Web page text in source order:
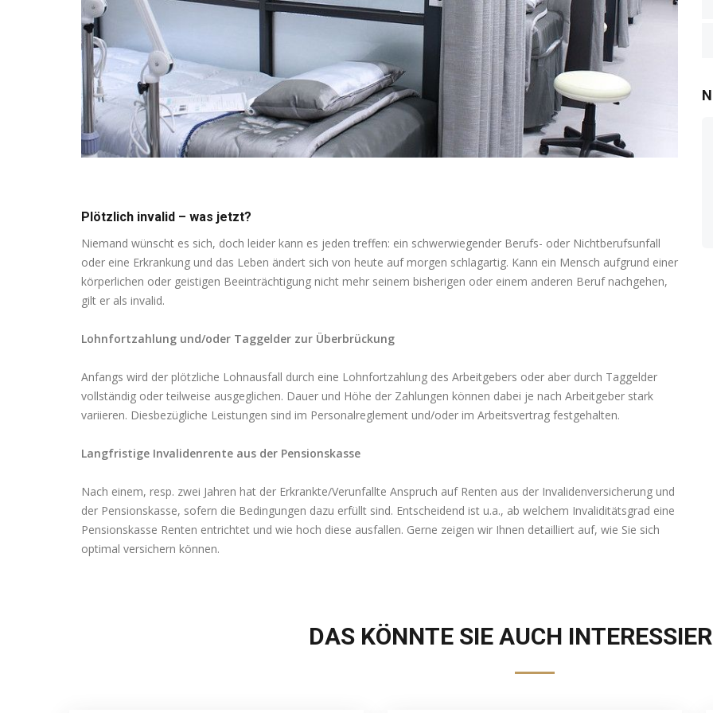
Plötzlich invalid – was jetzt?
Niemand wünscht es sich, doch leider kann es jeden treffen: ein schwerwiegender Berufs- oder Nichtberufsunfall
oder eine Erkrankung und das Leben ändert sich von heute auf morgen schlagartig. Kann ein Mensch aufgrund einer
körperlichen oder geistigen Beeinträchtigung nicht mehr seinem bisherigen oder einem anderen Beruf nachgehen,
gilt er als invalid.
Lohnfortzahlung und/oder Taggelder zur Überbrückung
Anfangs wird der plötzliche Lohnausfall durch eine Lohnfortzahlung des Arbeitgebers oder aber durch Taggelder
vollständig oder teilweise ausgeglichen. Dauer und Höhe der Zahlungen können dabei je nach Arbeitgeber stark
variieren. Diesbezügliche Leistungen sind im Personalreglement und/oder im Arbeitsvertrag festgehalten.
Langfristige Invalidenrente aus der Pensionskasse
Nach einem, resp. zwei Jahren hat der Erkrankte/Verunfallte Anspruch auf Renten aus der Invalidenversicherung und
der Pensionskasse, sofern die Bedingungen dazu erfüllt sind. Entscheidend ist u.a., ab welchem Invaliditätsgrad eine
Pensionskasse Renten entrichtet und wie hoch diese ausfallen. Gerne zeigen wir Ihnen detailliert auf, wie Sie sich
optimal versichern können.
DAS KÖNNTE SIE AUCH